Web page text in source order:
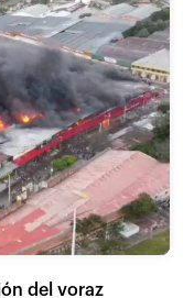
del voraz